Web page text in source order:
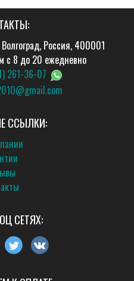
Россия, 400001
с 8 до 20 ежедневно
261-36-07
ССЫЛКИ:
СЕТЯХ: